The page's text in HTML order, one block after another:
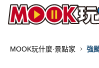
MOOK玩什麼‧景點家
強